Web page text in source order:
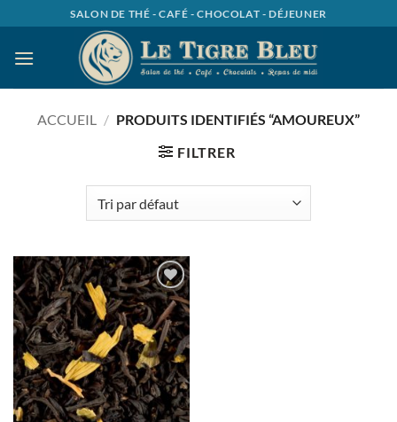
au
contenu
SALON DE THÉ - CAFÉ - CHOCOLAT - DÉJEUNER
ACCUEIL / PRODUITS IDENTIFIÉS “AMOUREUX”
FILTRER
Ajouter
à la
wishlist